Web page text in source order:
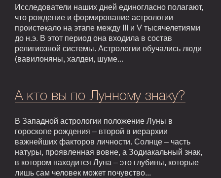
Исследователи наших дней единогласно полагают,
что рождение и формирование астрологии
проистекало на этапе между III и V тысячелетиями
до н.э. В этот период она входила в состав
религиозной системы. Астрологии обучались люди
(вавилоняны, халдеи, шуме...
А кто вы по Лунному знаку?
В Западной астрологии положение Луны в
гороскопе рождения – второй в иерархии
важнейших факторов личности. Солнце – часть
натуры, проявленная вовне, а Зодиакальный знак,
в котором находится Луна – это глубины, которые
лишь сам человек может почувство...